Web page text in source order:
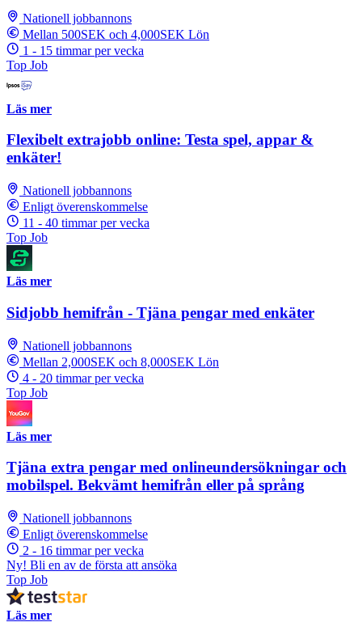
Nationell jobbannons
Mellan 500SEK och 4,000SEK Lön
1 - 15 timmar per vecka
Top Job
Läs mer
Flexibelt extrajobb online: Testa spel, appar &
enkäter!
Nationell jobbannons
Enligt överenskommelse
11 - 40 timmar per vecka
Top Job
Läs mer
Sidjobb hemifrån - Tjäna pengar med enkäter
Nationell jobbannons
Mellan 2,000SEK och 8,000SEK Lön
4 - 20 timmar per vecka
Top Job
Läs mer
Tjäna extra pengar med onlineundersökningar och
mobilspel. Bekvämt hemifrån eller på språng
Nationell jobbannons
Enligt överenskommelse
2 - 16 timmar per vecka
Ny! Bli en av de första att ansöka
Top Job
Läs mer